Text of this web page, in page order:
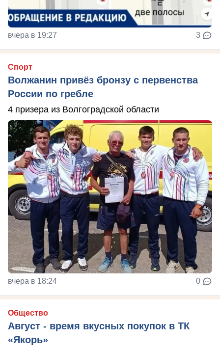
вчера в 19:27 3
Спорт
Волжанин привёз бронзу с первенства
России по гребле
4 призера из Волгоградской области
вчера в 18:24 0
Общество
Август - время вкусных покупок в ТК
«Якорь»